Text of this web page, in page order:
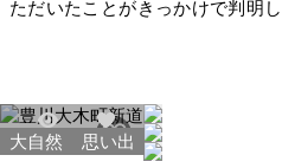
ただいたことがきっかけで判明
っていたようですが、先代と当
しでお願いします。 形状は短冊状です（推定幅 最小3m、最大
8m程）。国道473号のすぐ横で
3928 59
大自然 思い出